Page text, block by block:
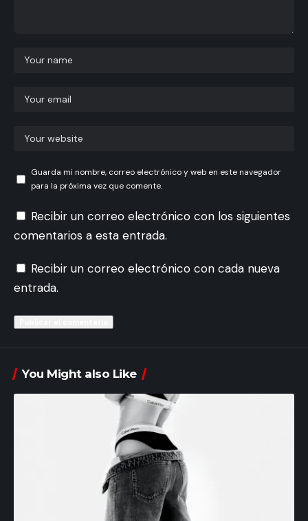
Guarda mi nombre, correo electrónico y web en este navegador
para la próxima vez que comente.
Recibir un correo electrónico con los siguientes
comentarios a esta entrada.
Recibir un correo electrónico con cada nueva
entrada.
You Might also Like